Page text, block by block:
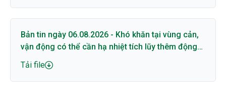
Bản tin ngày 06.08.2026 - Khó khăn tại vùng cản,
vận động có thể cần hạ nhiệt tích lũy thêm động
lượng
Tải file